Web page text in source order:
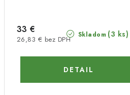
Skladom (3 ks)
26,83 € bez DPH
33 €
DETAIL